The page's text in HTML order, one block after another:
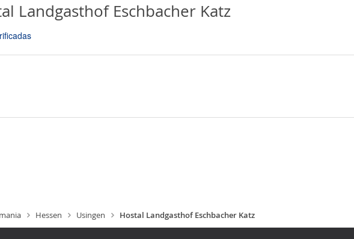
Landgasthof Eschbacher Katz
Hessen Usingen Hostal Landgasthof Eschbacher Katz